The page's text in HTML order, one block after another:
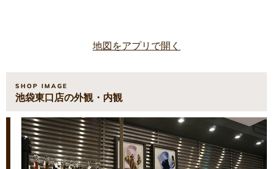
地図をアプリで開く
SHOP IMAGE
池袋東口店の外観・内観